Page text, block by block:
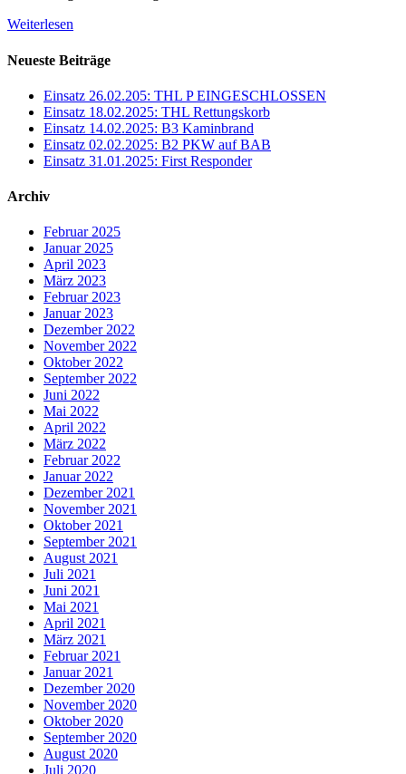
Weiterlesen
Neueste Beiträge
Einsatz 26.02.205: THL P EINGESCHLOSSEN
Einsatz 18.02.2025: THL Rettungskorb
Einsatz 14.02.2025: B3 Kaminbrand
Einsatz 02.02.2025: B2 PKW auf BAB
Einsatz 31.01.2025: First Responder
Archiv
Februar 2025
Januar 2025
April 2023
März 2023
Februar 2023
Januar 2023
Dezember 2022
November 2022
Oktober 2022
September 2022
Juni 2022
Mai 2022
April 2022
März 2022
Februar 2022
Januar 2022
Dezember 2021
November 2021
Oktober 2021
September 2021
August 2021
Juli 2021
Juni 2021
Mai 2021
April 2021
März 2021
Februar 2021
Januar 2021
Dezember 2020
November 2020
Oktober 2020
September 2020
August 2020
Juli 2020